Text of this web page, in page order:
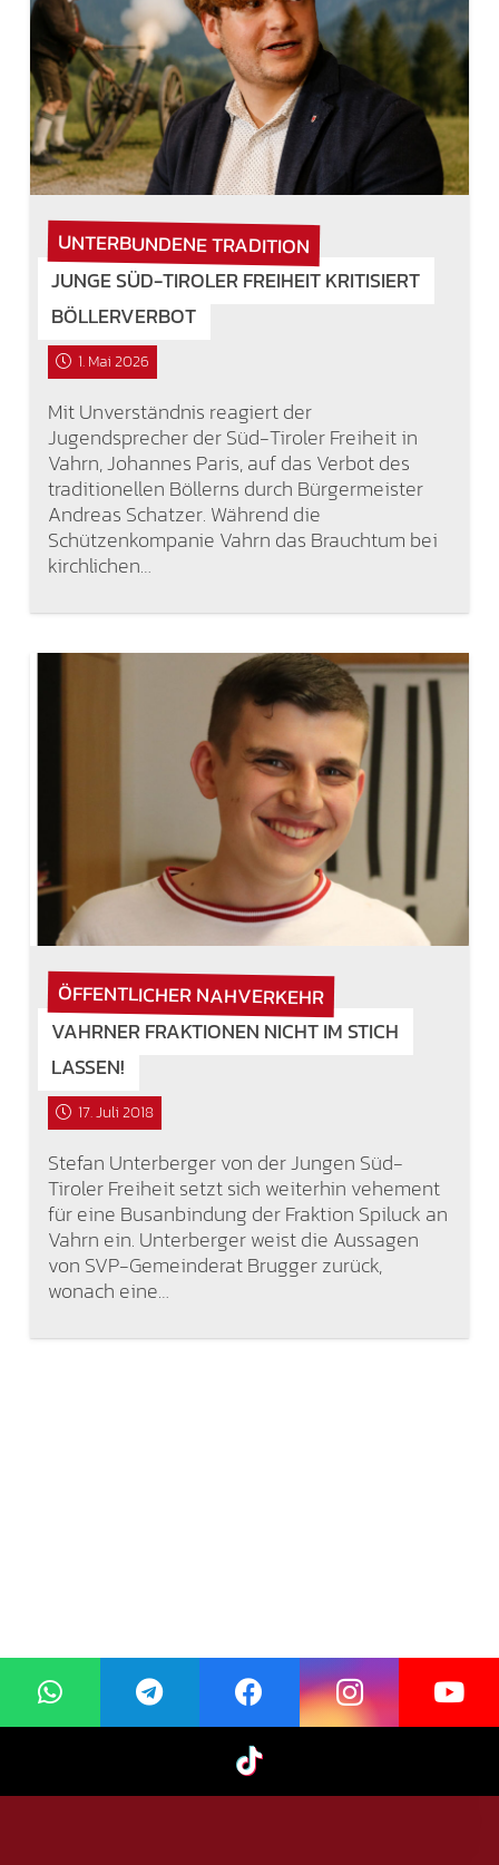
UNTERBUNDENE TRADITION
JUNGE SÜD-TIROLER FREIHEIT KRITISIERT
BÖLLERVERBOT
1. Mai 2026
Mit Unverständnis reagiert der
Jugendsprecher der Süd-Tiroler Freiheit in
Vahrn, Johannes Paris, auf das Verbot des
traditionellen Böllerns durch Bürgermeister
Andreas Schatzer. Während die
Schützenkompanie Vahrn das Brauchtum bei
kirchlichen…
ÖFFENTLICHER NAHVERKEHR
VAHRNER FRAKTIONEN NICHT IM STICH
LASSEN!
17. Juli 2018
Stefan Unterberger von der Jungen Süd-
Tiroler Freiheit setzt sich weiterhin vehement
für eine Busanbindung der Fraktion Spiluck an
Vahrn ein. Unterberger weist die Aussagen
von SVP-Gemeinderat Brugger zurück,
wonach eine…